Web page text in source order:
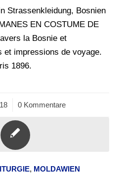
Strassenkleidung, Bosnien
EN COSTUME DE
la Bosnie et
et impressions de voyage.
1896.
0 Kommentare
, MOLDAWIEN